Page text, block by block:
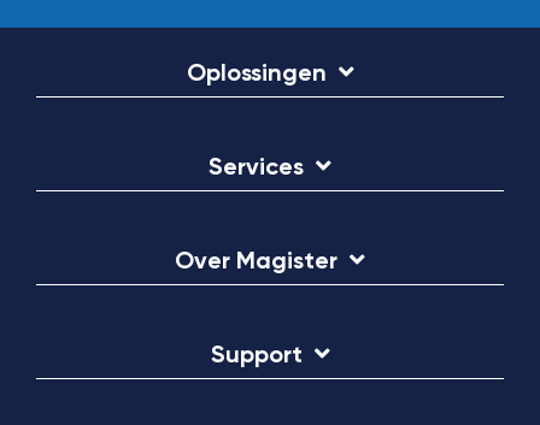
Oplossingen
Services
Over Magister
Support